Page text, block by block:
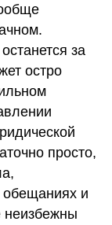
за
остро
просто,
обещаниях и
неизбежны